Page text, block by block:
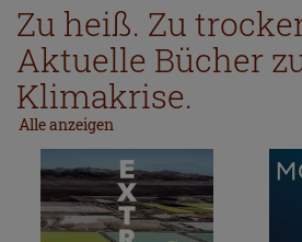
Zu heiß. Zu
Aktuelle Bücher
Klimakrise.
Alle anzeigen